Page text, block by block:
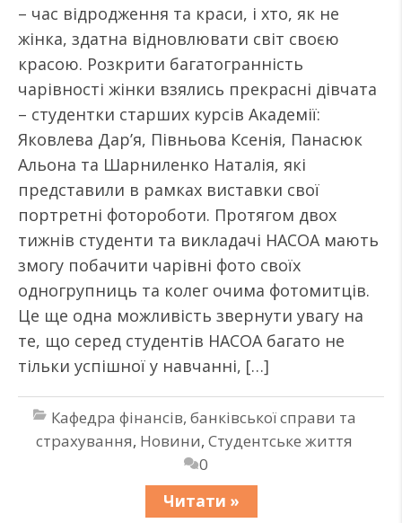
– час відродження та краси, і хто, як не
жінка, здатна відновлювати світ своєю
красою. Розкрити багатогранність
чарівності жінки взялись прекрасні дівчата
– студентки старших курсів Академії:
Яковлева Дар’я, Півньова Ксенія, Панасюк
Альона та Шарниленко Наталія, які
представили в рамках виставки свої
портретні фотороботи. Протягом двох
тижнів студенти та викладачі НАСОА мають
змогу побачити чарівні фото своїх
одногрупниць та колег очима фотомитців.
Це ще одна можливість звернути увагу на
те, що серед студентів НАСОА багато не
тільки успішної у навчанні, […]
Кафедра фінансів, банківської справи та
страхування, Новини, Студентське життя
0
Читати »